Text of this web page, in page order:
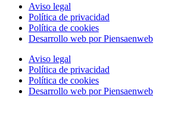
Aviso legal
Política de privacidad
Política de cookies
Desarrollo web por Piensaenweb
Aviso legal
Política de privacidad
Política de cookies
Desarrollo web por Piensaenweb